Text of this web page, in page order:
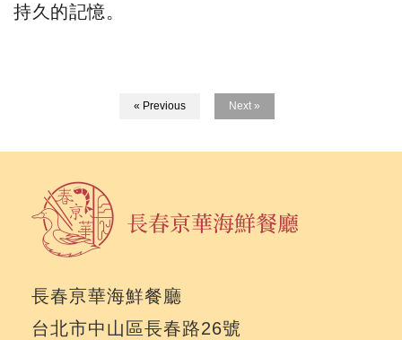
持久的記憶。
« Previous Next »
長春亰華海鮮餐廳
台北市中山區長春路26號